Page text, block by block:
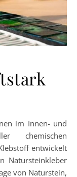
chemischen
entwickelt
Natursteinkleber
von Naturstein,